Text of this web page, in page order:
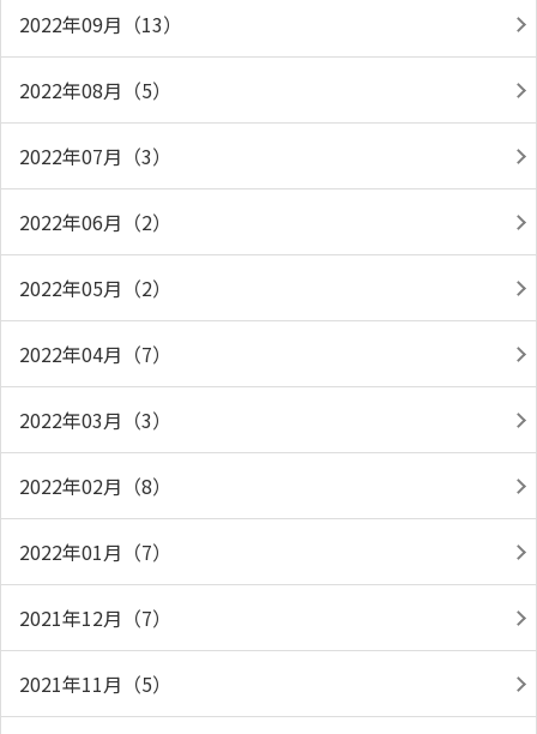
2022年09月（13）
2022年08月（5）
2022年07月（3）
2022年06月（2）
2022年05月（2）
2022年04月（7）
2022年03月（3）
2022年02月（8）
2022年01月（7）
2021年12月（7）
2021年11月（5）